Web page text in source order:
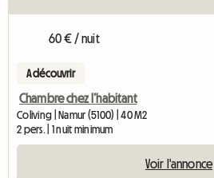
60 € / nuit
A découvrir
Chambre chez l’habitant
Coliving | Namur (5100) | 40 M2
2 pers. | 1 nuit minimum
Voir l'annonce